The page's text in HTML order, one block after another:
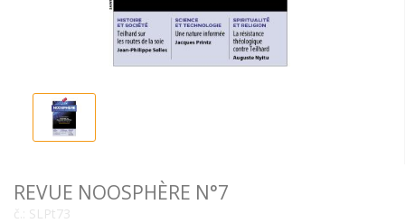
REVUE NOOSPHÈRE N°7
č.: SLPt73